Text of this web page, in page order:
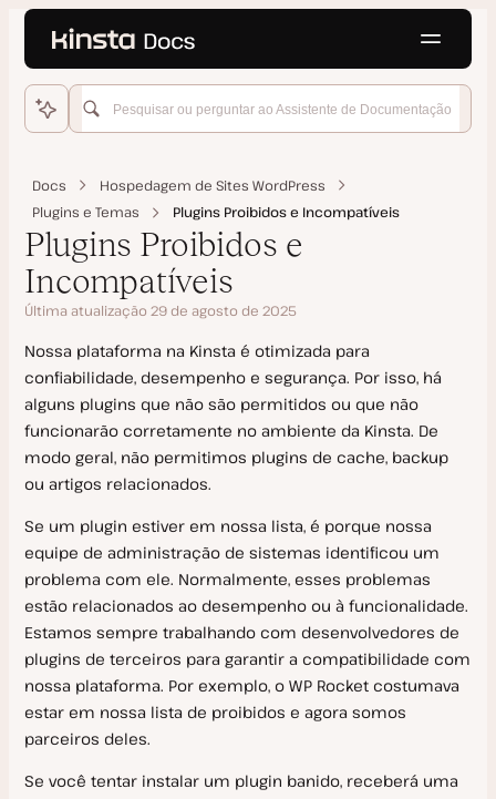
Início
Plugins e Temas
Atualizações Automáticas
Gerenciar Plugins e Temas
Plugins Proibidos e Incompatíveis
Modo de Manutenção do WordPress
Perguntas Frequentes Sobre Plugins e Temas
Complementos
Mover ambientes
Como Começar
Adicionar Site
Checklist para Publicação
Instalação Manual
Rede Multisite
Servidor Dedicado
Clonar um Site
Migrações
Cancelar uma solicitação de migração
Perguntas Frequentes Sobre Migração
Atualizar um site migrado antes de entrar no ar
Migrate Guru
Detalhes de origem por provedor de hospedagem
Domínios e DNS
Certificados SSL
DNS da Kinsta
Registros MX do Google
URL Temporária
Ambientes de Teste
Gerenciamento do Site
Etiquetas
WP Admin
PHP
Desempenho PHP em servidores dedicados
Armazenamento em Cache
Docs
Hospedagem de Sites WordPress
Plugins e Temas
Plugins Proibidos e Incompatíveis
Plugins Proibidos e
Incompatíveis
Última atualização 29 de agosto de 2025
Nossa plataforma na Kinsta é otimizada para
confiabilidade, desempenho e segurança. Por isso, há
alguns plugins que não são permitidos ou que não
funcionarão corretamente no ambiente da Kinsta. De
modo geral, não permitimos plugins de cache, backup
ou artigos relacionados.
Se um plugin estiver em nossa lista, é porque nossa
equipe de administração de sistemas identificou um
problema com ele. Normalmente, esses problemas
estão relacionados ao desempenho ou à funcionalidade.
Estamos sempre trabalhando com desenvolvedores de
plugins de terceiros para garantir a compatibilidade com
nossa plataforma. Por exemplo, o WP Rocket costumava
estar em nossa lista de proibidos e agora somos
parceiros deles.
Se você tentar instalar um plugin banido, receberá uma
Language